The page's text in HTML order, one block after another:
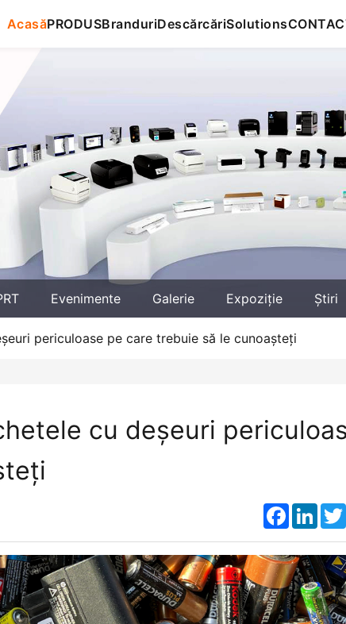
AcasăPRODUSBranduriDescărcăriSolutions
Evenimente Galerie Expoziţie Știri
periculoase pe care trebuie să le cunoașteți
cu deșeuri